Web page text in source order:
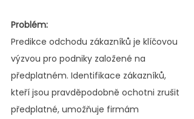
Problém:
Predikce odchodu zákazníků je klíčovou
výzvou pro podniky založené na
předplatném. Identifikace zákazníků,
kteří jsou pravděpodobně ochotni zrušit
předplatné, umožňuje firmám